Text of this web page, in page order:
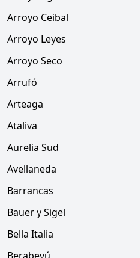
Arroyo Ceibal
Arroyo Leyes
Arroyo Seco
Arrufó
Arteaga
Ataliva
Aurelia Sud
Avellaneda
Barrancas
Bauer y Sigel
Bella Italia